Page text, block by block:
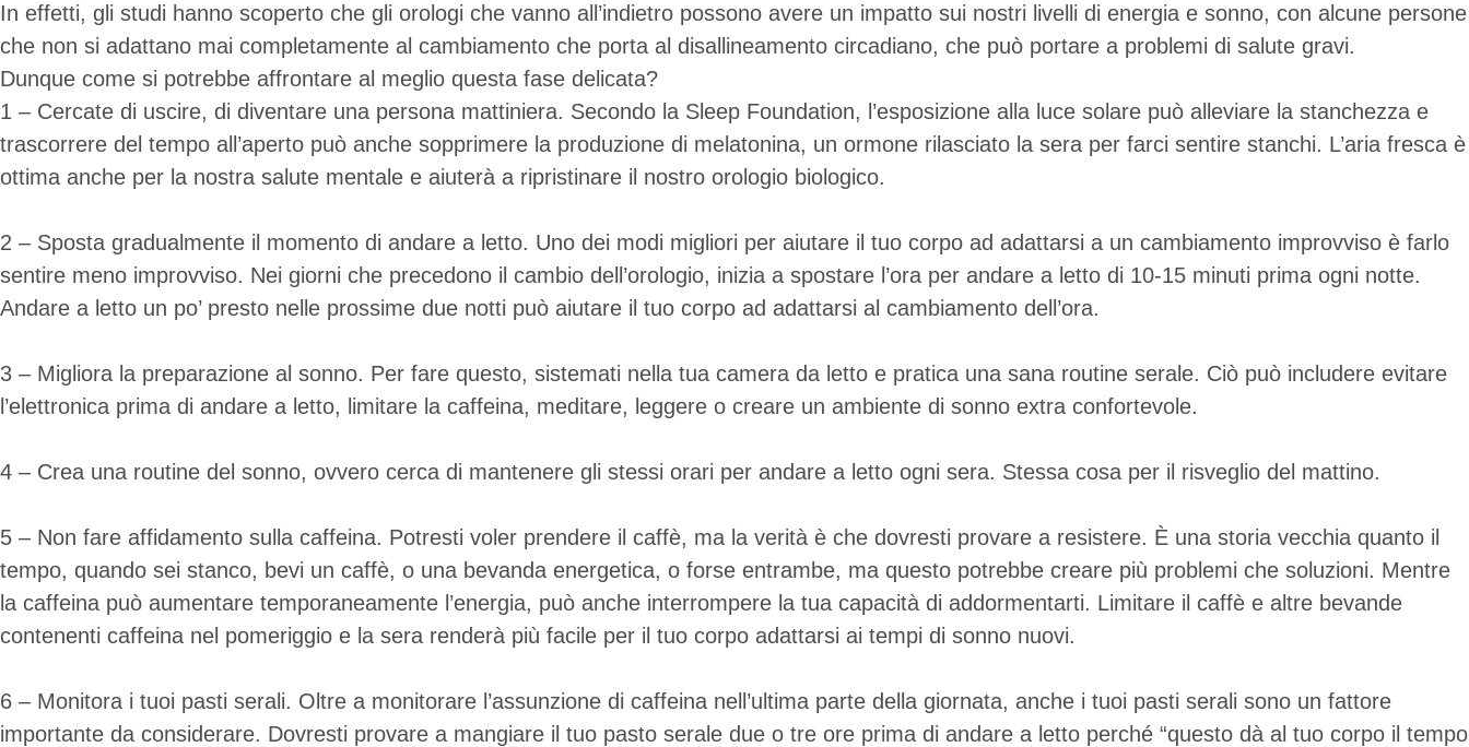
In effetti, gli studi hanno scoperto che gli orologi che vanno all’indietro possono avere un impatto sui nostri livelli di energia e sonno, con alcune persone
che non si adattano mai completamente al cambiamento che porta al disallineamento circadiano, che può portare a problemi di salute gravi.
Dunque come si potrebbe affrontare al meglio questa fase delicata?
1 – Cercate di uscire, di diventare una persona mattiniera. Secondo la Sleep Foundation, l’esposizione alla luce solare può alleviare la stanchezza e
trascorrere del tempo all’aperto può anche sopprimere la produzione di melatonina, un ormone rilasciato la sera per farci sentire stanchi. L’aria fresca è
ottima anche per la nostra salute mentale e aiuterà a ripristinare il nostro orologio biologico.
2 – Sposta gradualmente il momento di andare a letto. Uno dei modi migliori per aiutare il tuo corpo ad adattarsi a un cambiamento improvviso è farlo
sentire meno improvviso. Nei giorni che precedono il cambio dell’orologio, inizia a spostare l’ora per andare a letto di 10-15 minuti prima ogni notte.
Andare a letto un po’ presto nelle prossime due notti può aiutare il tuo corpo ad adattarsi al cambiamento dell’ora.
3 – Migliora la preparazione al sonno. Per fare questo, sistemati nella tua camera da letto e pratica una sana routine serale. Ciò può includere evitare
l’elettronica prima di andare a letto, limitare la caffeina, meditare, leggere o creare un ambiente di sonno extra confortevole.
4 – Crea una routine del sonno, ovvero cerca di mantenere gli stessi orari per andare a letto ogni sera. Stessa cosa per il risveglio del mattino.
5 – Non fare affidamento sulla caffeina. Potresti voler prendere il caffè, ma la verità è che dovresti provare a resistere. È una storia vecchia quanto il
tempo, quando sei stanco, bevi un caffè, o una bevanda energetica, o forse entrambe, ma questo potrebbe creare più problemi che soluzioni. Mentre
la caffeina può aumentare temporaneamente l’energia, può anche interrompere la tua capacità di addormentarti. Limitare il caffè e altre bevande
contenenti caffeina nel pomeriggio e la sera renderà più facile per il tuo corpo adattarsi ai tempi di sonno nuovi.
6 – Monitora i tuoi pasti serali. Oltre a monitorare l’assunzione di caffeina nell’ultima parte della giornata, anche i tuoi pasti serali sono un fattore
importante da considerare. Dovresti provare a mangiare il tuo pasto serale due o tre ore prima di andare a letto perché “questo dà al tuo corpo il tempo